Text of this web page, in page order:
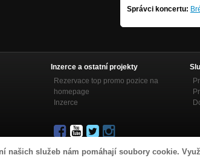
našich služeb nám pomáhají soubory cookie.
Správci koncertu:
Inzerce a ostatní projekty
Rezervace top promo pozice na
homepage
Inzerce